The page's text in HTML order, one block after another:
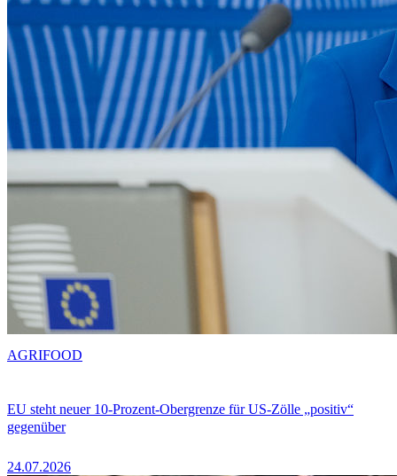
EU steht neuer 10-Prozent-Obergrenze für US-Zölle „positiv“
gegenüber
24.07.2026
AGRIFOOD